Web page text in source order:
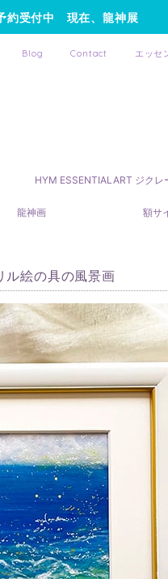
受付中 現在、龍神展
Blog Contact エッセ
HYM ESSENTIALART ジクレ
龍神画 額サ
ル絵の具の風景画